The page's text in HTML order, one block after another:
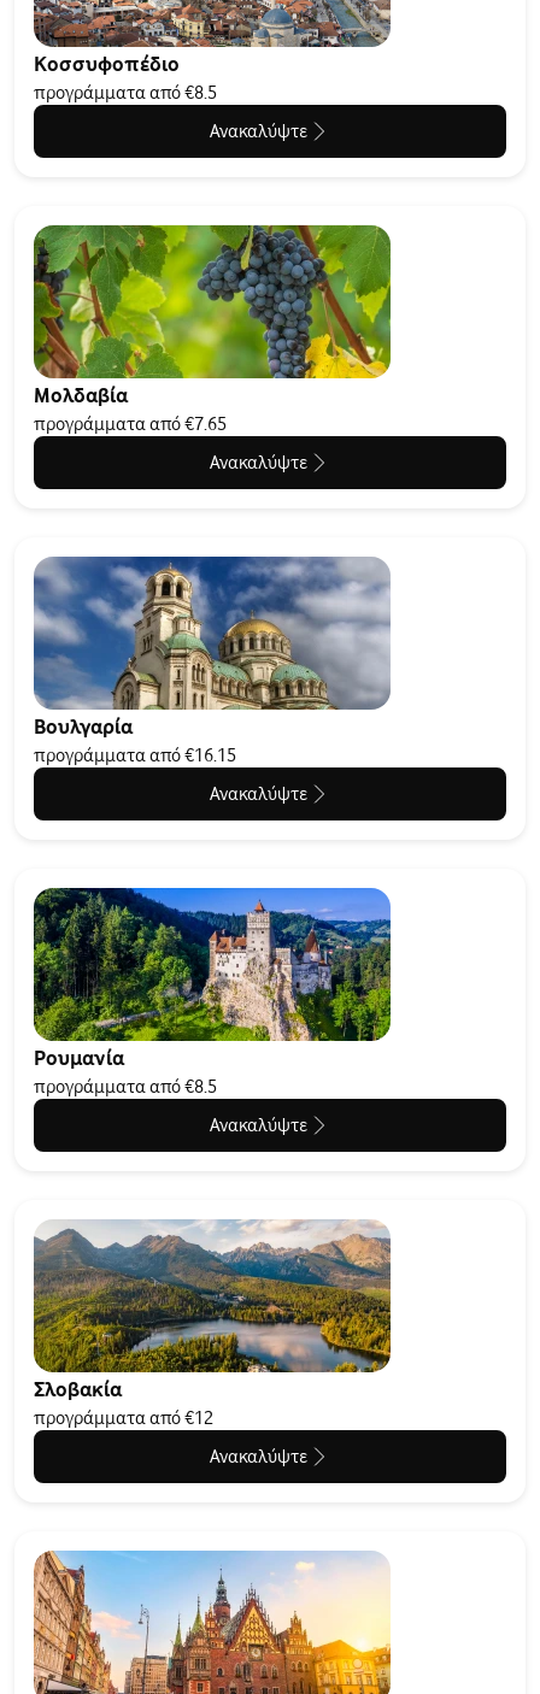
Κοσσυφοπέδιο
προγράμματα από €8.5
Ανακαλύψτε
Μολδαβία
προγράμματα από €7.65
Ανακαλύψτε
Βουλγαρία
προγράμματα από €16.15
Ανακαλύψτε
Ρουμανία
προγράμματα από €8.5
Ανακαλύψτε
Σλοβακία
προγράμματα από €12
Ανακαλύψτε